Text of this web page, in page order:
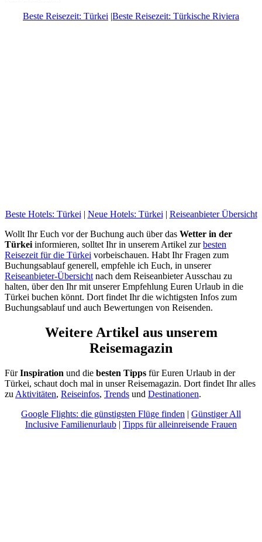
Beste Reisezeit: Türkei |Beste Reisezeit: Türkische Riviera
Beste Hotels: Türkei | Neue Hotels: Türkei | Reiseanbieter Übersicht
Wollt Ihr Euch vor der Buchung auch über das Wetter in der
Türkei informieren, solltet Ihr in unserem Artikel zurbesten
Reisezeit für die Türkei vorbeischauen. Habt Ihr Fragen zum
Buchungsablauf generell, empfehle ich Euch, in unserer
Reiseanbieter-Übersicht nach dem Reiseanbieter Ausschau zu
halten, über den Ihr mit unserer Empfehlung Euren Urlaub in die
Türkei buchen könnt. Dort findet Ihr die wichtigsten Infos zum
Buchungsablauf und auch Bewertungen von Reisenden.
Weitere Artikel aus unserem
Reisemagazin
FürInspiration und die besten Tipps für Euren Urlaub in der
Türkei, schaut doch mal in unser Reisemagazin. Dort findet Ihr alles
zu Aktivitäten, Reiseinfos, Trends und Destinationen.
Google Flights: die günstigsten Flüge finden | Günstiger All
Inclusive Familienurlaub | Tipps für alleinreisende Frauen